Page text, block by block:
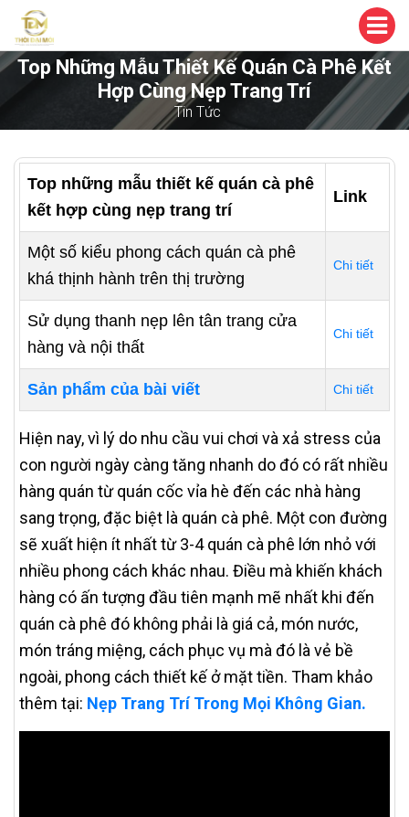
Top Những Mẫu Thiết Kế Quán Cà Phê Kết
Hợp Cùng Nẹp Trang Trí
Tin Tức
Top những mẫu thiết kế quán cà phê
kết hợp cùng nẹp trang trí
Link
Một số kiểu phong cách quán cà phê
khá thịnh hành trên thị trường
Chi tiết
Sử dụng thanh nẹp lên tân trang cửa
hàng và nội thất
Chi tiết
Sản phẩm của bài viết Chi tiết
Hiện nay, vì lý do nhu cầu vui chơi và xả stress của
con người ngày càng tăng nhanh do đó có rất nhiều
hàng quán từ quán cốc vỉa hè đến các nhà hàng
sang trọng, đặc biệt là quán cà phê. Một con đường
sẽ xuất hiện ít nhất từ 3-4 quán cà phê lớn nhỏ với
nhiều phong cách khác nhau. Điều mà khiến khách
hàng có ấn tượng đầu tiên mạnh mẽ nhất khi đến
quán cà phê đó không phải là giá cả, món nước,
món tráng miệng, cách phục vụ mà đó là vẻ bề
ngoài, phong cách thiết kế ở mặt tiền. Tham khảo
thêm tại: Nẹp Trang Trí Trong Mọi Không Gian.